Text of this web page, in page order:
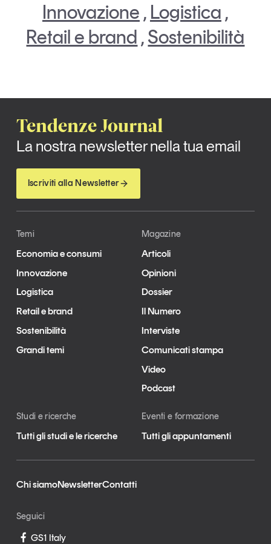
Innovazione , Logistica ,
Retail e brand ,Sostenibilità
Tendenze Journal
La nostra newsletter nella tua email
Iscriviti alla Newsletter
Temi
Economia e consumi
Innovazione
Logistica
Retail e brand
Sostenibilità
Grandi temi
Magazine
Articoli
Opinioni
Dossier
Il Numero
Interviste
Comunicati stampa
Video
Podcast
Studi e ricerche
Tutti gli studi e le ricerche
Eventi e formazione
Tutti gli appuntamenti
Chi siamoNewsletterContatti
Seguici
GS1 Italy